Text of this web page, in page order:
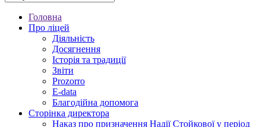
Головна
Про ліцей
Діяльність
Досягнення
Історія та традиції
Звіти
Prozorro
E-data
Благодійна допомога
Сторінка директора
Наказ про призначення Надії Стойкової у період